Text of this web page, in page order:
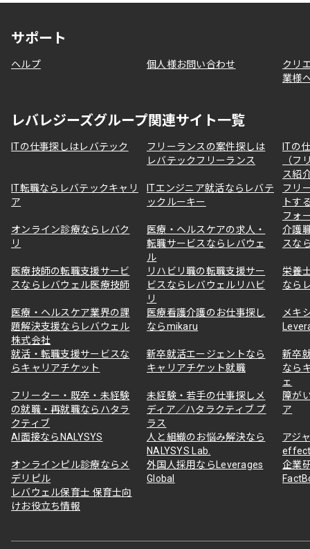
サポート
ヘルプ 個人様お問い合わせ
クリ
業様
レバレジーズグループ関連サイト一覧
ITの仕事探しはレバテック
フリーランスの案件探しは
レバテックフリーランス
ITの
（フ
ス紹
IT転職ならレバテックキャリ
ア
ITエンジニア就活ならレバテ
ックルーキー
フリ
トす
フォ
オンライン診療ならレバク
リ
医療・ヘルスケアの求人・
転職サービスならレバウェ
ル
介護
スな
医療技師の転職支援サービ
スならレバウェル医療技師
リハビリ職の転職支援サー
ビスならレバウェルリハビ
リ
栄養
なら
医療・ヘルスケア業界の課
題解決支援ならレバウェル
株式会社
医療看護介護のお仕事探し
ならmikaru
メキ
就活・転職支援サービスな
らキャリアチケット
新卒就活エージェントなら
キャリアチケット就職
新卒
なら
ェ
フリーター・既卒・未経験
の就職・再就職ならハタラ
クティブ
未経験・若手の仕事探しメ
ディア／ハタラクティブ プ
ラス
障が
ア
AI面接ならNALYSYS
人と組織のお悩み解決なら
NALYSYS Lab.
アジ
オンラインピル診療ならメ
デリピル
外国人採用ならLeverages
Global
企業
レバウェル保育士 保育士向
けお役立ち情報